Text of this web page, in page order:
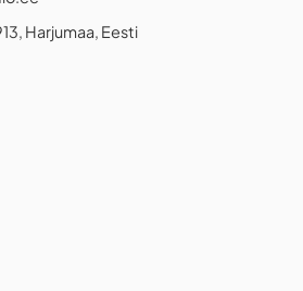
Harjumaa, Eesti